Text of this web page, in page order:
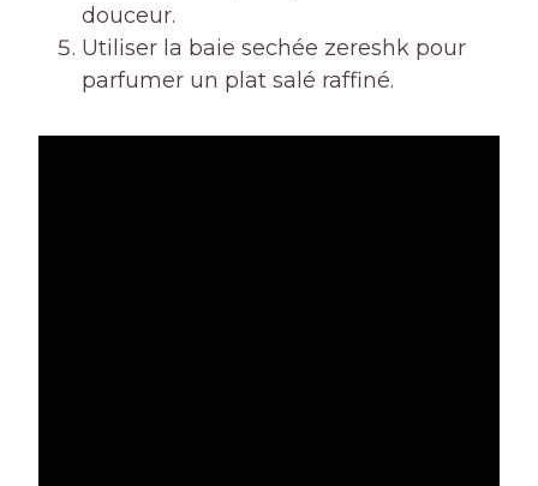
douceur.
Utiliser la baie sechée zereshk pour
parfumer un plat salé raffiné.